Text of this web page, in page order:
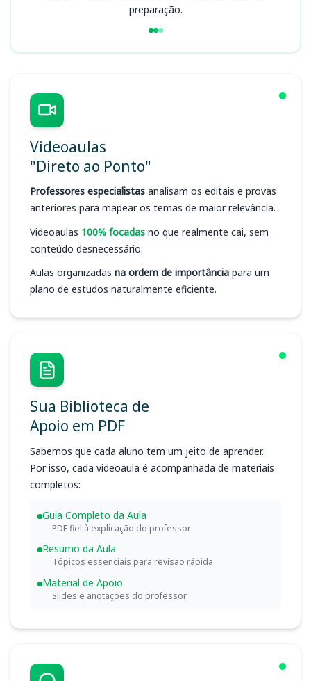
preparação.
Videoaulas
"Direto ao Ponto"
Professores especialistas analisam os editais e provas
anteriores para mapear os temas de maior relevância.
Videoaulas 100% focadas no que realmente cai, sem
conteúdo desnecessário.
Aulas organizadas na ordem de importância para um
plano de estudos naturalmente eficiente.
Sua Biblioteca de
Apoio em PDF
Sabemos que cada aluno tem um jeito de aprender.
Por isso, cada videoaula é acompanhada de materiais
completos:
Guia Completo da Aula
PDF fiel à explicação do professor
Resumo da Aula
Tópicos essenciais para revisão rápida
Material de Apoio
Slides e anotações do professor